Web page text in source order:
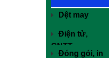
Dệt may
Điện tử,
CNTT
Đóng gói, in